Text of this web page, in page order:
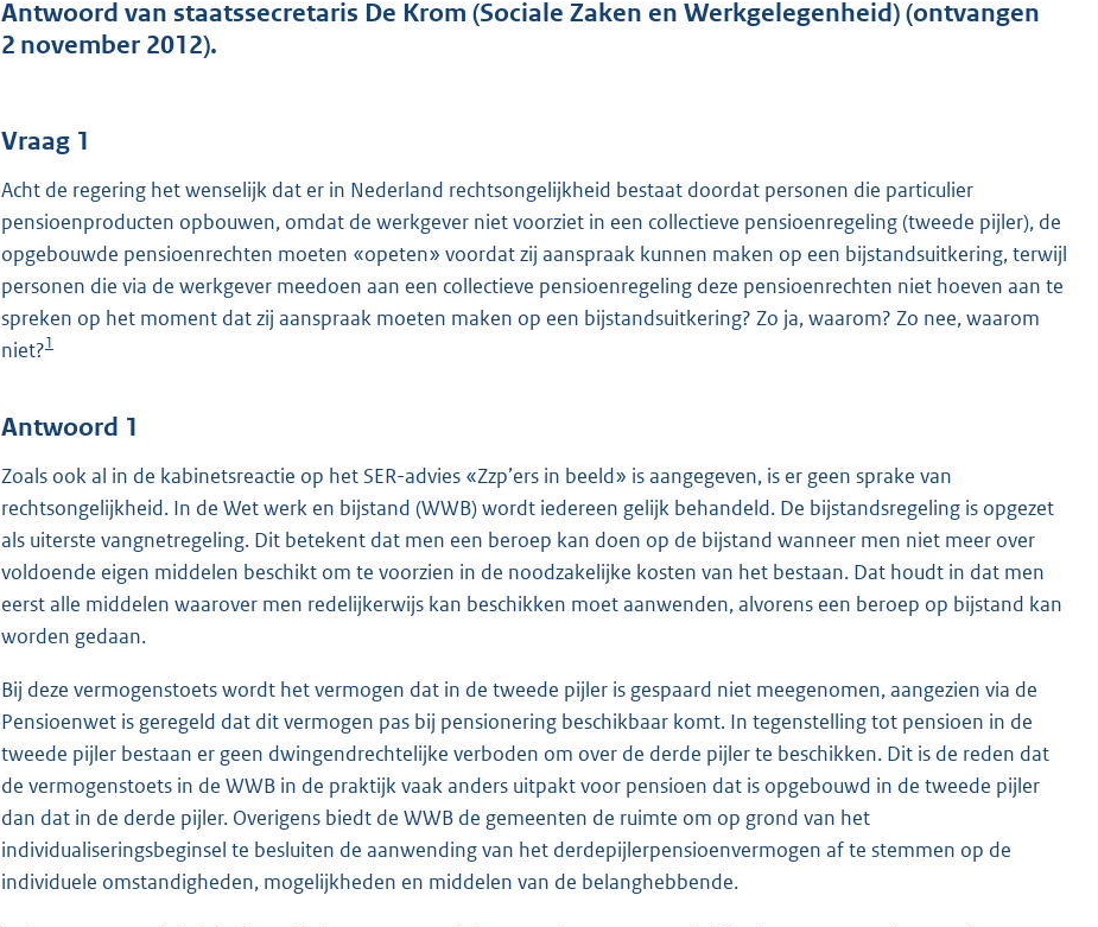
t
t
e
:
4
Antwoord van staatssecretaris De Krom (Sociale Zaken en Werkgelegenheid) (ontvangen
2 november 2012).
Vraag 1
Acht de regering het wenselijk dat er in Nederland rechtsongelijkheid bestaat doordat personen die particulier
pensioenproducten opbouwen, omdat de werkgever niet voorziet in een collectieve pensioenregeling (tweede pijler), de
opgebouwde pensioenrechten moeten «opeten» voordat zij aanspraak kunnen maken op een bijstandsuitkering, terwijl
personen die via de werkgever meedoen aan een collectieve pensioenregeling deze pensioenrechten niet hoeven aan te
spreken op het moment dat zij aanspraak moeten maken op een bijstandsuitkering? Zo ja, waarom? Zo nee, waarom
niet?1
Antwoord 1
Zoals ook al in de kabinetsreactie op het SER-advies «Zzp’ers in beeld» is aangegeven, is er geen sprake van
rechtsongelijkheid. In de Wet werk en bijstand (WWB) wordt iedereen gelijk behandeld. De bijstandsregeling is opgezet
als uiterste vangnetregeling. Dit betekent dat men een beroep kan doen op de bijstand wanneer men niet meer over
voldoende eigen middelen beschikt om te voorzien in de noodzakelijke kosten van het bestaan. Dat houdt in dat men
eerst alle middelen waarover men redelijkerwijs kan beschikken moet aanwenden, alvorens een beroep op bijstand kan
worden gedaan.
Bij deze vermogenstoets wordt het vermogen dat in de tweede pijler is gespaard niet meegenomen, aangezien via de
Pensioenwet is geregeld dat dit vermogen pas bij pensionering beschikbaar komt. In tegenstelling tot pensioen in de
tweede pijler bestaan er geen dwingendrechtelijke verboden om over de derde pijler te beschikken. Dit is de reden dat
de vermogenstoets in de WWB in de praktijk vaak anders uitpakt voor pensioen dat is opgebouwd in de tweede pijler
dan dat in de derde pijler. Overigens biedt de WWB de gemeenten de ruimte om op grond van het
individualiseringsbeginsel te besluiten de aanwending van het derdepijlerpensioenvermogen af te stemmen op de
individuele omstandigheden, mogelijkheden en middelen van de belanghebbende.